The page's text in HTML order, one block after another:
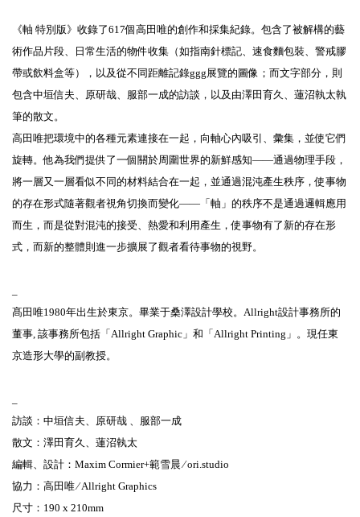
《軸 特別版》收錄了617個高田唯的創作和採集紀錄。包含了被解構的藝
術作品片段、日常生活的物件收集（如指南針標記、速食麵包裝、警戒膠
帶或飲料盒等），以及從不同距離記錄ggg展覽的圖像；而文字部分，則
包含中垣信夫、原研哉、服部一成的訪談，以及由澤田育久、蓮沼執太執
筆的散文。
高田唯把環境中的各種元素連接在一起，向軸心內吸引、彙集，並使它們
旋轉。他為我們提供了一個關於周圍世界的新鮮感知――通過物理手段，
將一層又一層看似不同的材料結合在一起，並通過混沌產生秩序，使事物
的存在形式隨著觀者視角切換而變化――「軸」的秩序不是通過邏輯應用
而生，而是從對混沌的接受、熱愛和利用產生，使事物有了新的存在形
式，而新的整體則進一步擴展了觀者看待事物的視野。
髙田唯1980年出生於東京。畢業于桑澤設計學校。Allright設計事務所的
董事, 該事務所包括「Allright Graphic」和「Allright Printing」。現任東
京造形大學的副教授。
訪談：中垣信夫、原研哉 、服部一成
散文：澤田育久、蓮沼執太
編輯、設計：Maxim Cormier+範雪晨 ⁄ ori.studio
協力：高田唯 ⁄ Allright Graphics
尺寸：190 x 210mm